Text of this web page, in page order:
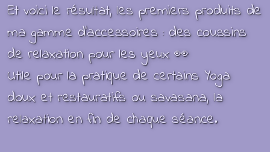
Et voici le résultat, les premiers produits de
ma gamme d'accessoires : des coussins
de relaxation pour les yeux 👀
Utile pour la pratique de certains Yoga
doux et restauratifs ou savasana, la
relaxation en fin de chaque séance.